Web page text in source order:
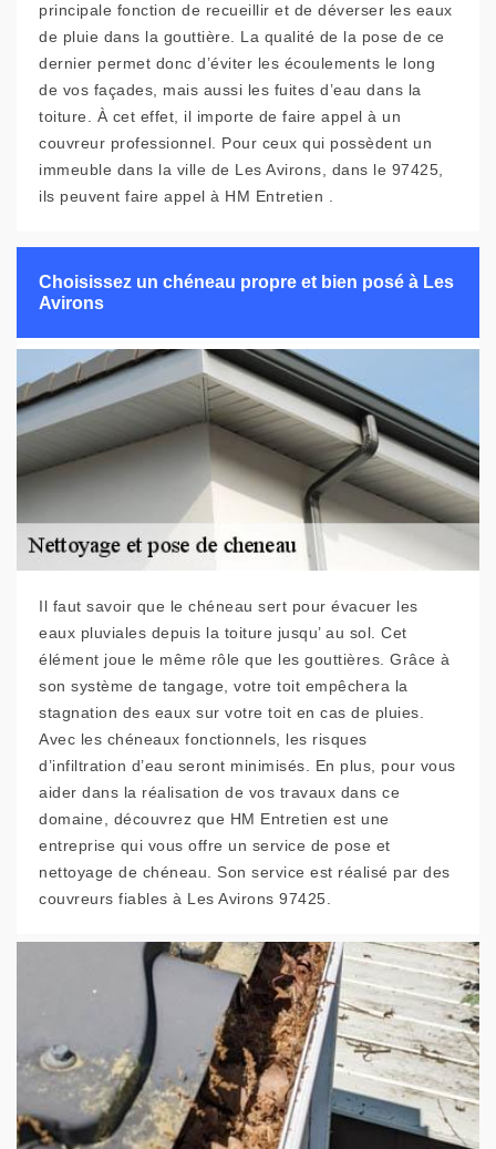
principale fonction de recueillir et de déverser les eaux
de pluie dans la gouttière. La qualité de la pose de ce
dernier permet donc d’éviter les écoulements le long
de vos façades, mais aussi les fuites d’eau dans la
toiture. À cet effet, il importe de faire appel à un
couvreur professionnel. Pour ceux qui possèdent un
immeuble dans la ville de Les Avirons, dans le 97425,
ils peuvent faire appel à HM Entretien .
Choisissez un chéneau propre et bien posé à Les
Avirons
Il faut savoir que le chéneau sert pour évacuer les
eaux pluviales depuis la toiture jusqu’ au sol. Cet
élément joue le même rôle que les gouttières. Grâce à
son système de tangage, votre toit empêchera la
stagnation des eaux sur votre toit en cas de pluies.
Avec les chéneaux fonctionnels, les risques
d’infiltration d’eau seront minimisés. En plus, pour vous
aider dans la réalisation de vos travaux dans ce
domaine, découvrez que HM Entretien est une
entreprise qui vous offre un service de pose et
nettoyage de chéneau. Son service est réalisé par des
couvreurs fiables à Les Avirons 97425.